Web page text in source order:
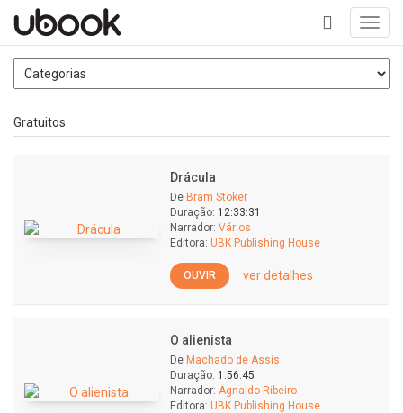
+
Gratuitos
Drácula
De Bram Stoker
Duração: 12:33:31
Narrador: Vários
Editora: UBK Publishing House
OUVIR ver detalhes
O alienista
De Machado de Assis
Duração: 1:56:45
Narrador: Agnaldo Ribeiro
Editora: UBK Publishing House